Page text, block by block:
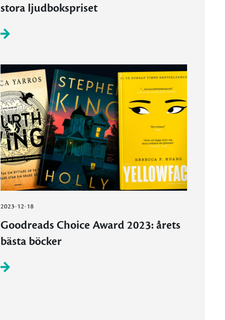
stora ljudbokspriset
2023-12-18
Goodreads Choice Award 2023: årets
bästa böcker